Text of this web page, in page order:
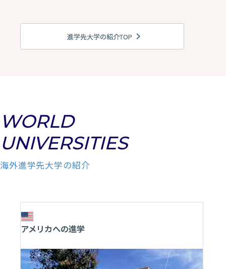
進学先大学の紹介TOP
WORLD
UNIVERSITIES
海外進学先大学の紹介
アメリカへの進学